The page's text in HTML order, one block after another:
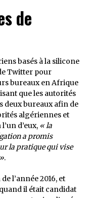
de
basés à la silicone
Twitter pour
bureaux en Afrique
que les autorités
deux bureaux afin de
algériennes et
d’eux, « la
a promis
la pratique qui vise
.
l’année 2016, et
il était candidat